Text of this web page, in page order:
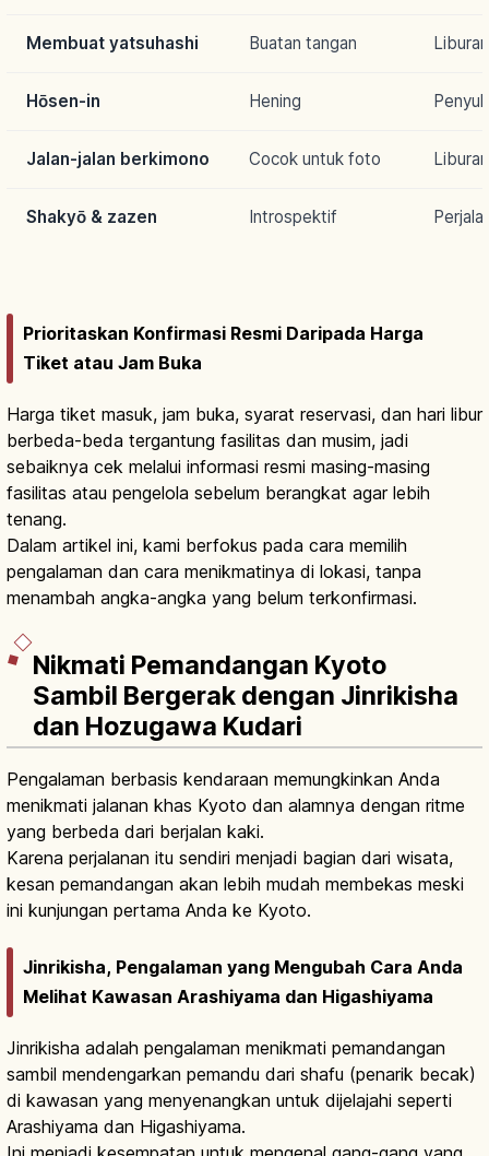
Membuat yatsuhashi Buatan tangan
Hōsen-in Hening
Jalan-jalan berkimono Cocok untuk foto
Shakyō & zazen Introspektif
Prioritaskan Konfirmasi Resmi Daripada Harga
Tiket atau Jam Buka
Harga tiket masuk, jam buka, syarat reservasi, dan hari libur
berbeda-beda tergantung fasilitas dan musim, jadi
sebaiknya cek melalui informasi resmi masing-masing
fasilitas atau pengelola sebelum berangkat agar lebih
tenang.
Dalam artikel ini, kami berfokus pada cara memilih
pengalaman dan cara menikmatinya di lokasi, tanpa
menambah angka-angka yang belum terkonfirmasi.
Nikmati Pemandangan Kyoto
Sambil Bergerak dengan Jinrikisha
dan Hozugawa Kudari
Pengalaman berbasis kendaraan memungkinkan Anda
menikmati jalanan khas Kyoto dan alamnya dengan ritme
yang berbeda dari berjalan kaki.
Karena perjalanan itu sendiri menjadi bagian dari wisata,
kesan pemandangan akan lebih mudah membekas meski
ini kunjungan pertama Anda ke Kyoto.
Jinrikisha, Pengalaman yang Mengubah Cara Anda
Melihat Kawasan Arashiyama dan Higashiyama
Jinrikisha adalah pengalaman menikmati pemandangan
sambil mendengarkan pemandu dari shafu (penarik becak)
di kawasan yang menyenangkan untuk dijelajahi seperti
Arashiyama dan Higashiyama.